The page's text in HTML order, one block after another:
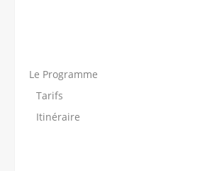
Le Programme
Tarifs
Itinéraire